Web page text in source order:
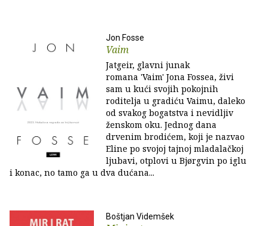
Jon Fosse
Vaim
Jatgeir, glavni junak
romana 'Vaim' Jona Fossea, živi
sam u kući svojih pokojnih
roditelja u gradiću Vaimu, daleko
od svakog bogatstva i nevidljiv
ženskom oku. Jednog dana
drvenim brodićem, koji je nazvao
Eline po svojoj tajnoj mladalačkoj
ljubavi, otplovi u Bjørgvin po iglu
i konac, no tamo ga u dva dućana...
Boštjan Videmšek